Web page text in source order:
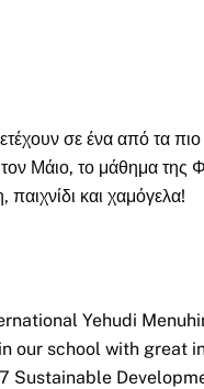
σε ένα από τα
Μάιο, το μάθημα της
και χαμόγελα!
Yehudi
our school with great
Sustainable